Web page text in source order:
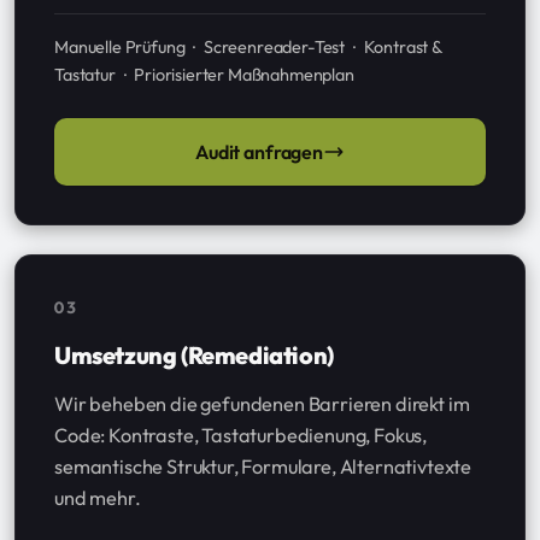
Manuelle Prüfung · Screenreader-Test · Kontrast &
Tastatur · Priorisierter Maßnahmenplan
Audit anfragen
03
Umsetzung (Remediation)
Wir beheben die gefundenen Barrieren direkt im
Code: Kontraste, Tastaturbedienung, Fokus,
semantische Struktur, Formulare, Alternativtexte
und mehr.